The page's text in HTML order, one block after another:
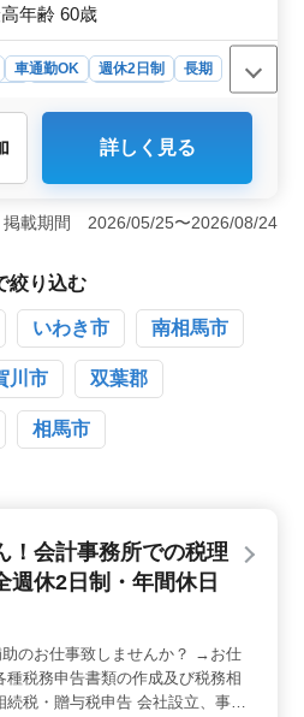
年齢 60歳
車通勤OK 週休2日制
長期
事務所
ず応募可能です。長年培った知
、新たな環境で活躍できる場
挑戦の場となるでしょう。
を大切にしたい方に最適で
も可能なため、通勤ストレス
き方が実現できます。 ＜
にわたる業務に携われます。
期待でき、さらに賞与制度な
詳しく見る
掲載期間 2026/05/25〜2026/08/24
絞り込む
いわき市 南相馬市
川市 双葉郡
相馬市
！会計事務所での税理
週休2日制・年間休日
のお仕事致しませんか？ →お仕
種税務申告書類の作成及び税務相
続税・贈与税申告 会社設立、事業